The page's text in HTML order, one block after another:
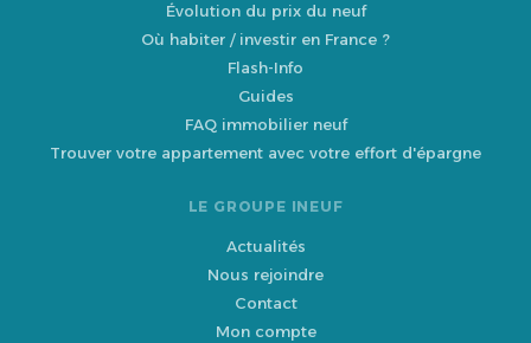
Évolution du prix du neuf
Où habiter / investir en France ?
Flash-Info
Guides
FAQ immobilier neuf
Trouver votre appartement avec votre effort d'épargne
LE GROUPE INEUF
Actualités
Nous rejoindre
Contact
Mon compte